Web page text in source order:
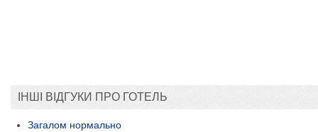
ІНШІ ВІДГУКИ ПРО ГОТЕЛЬ
Загалом нормально